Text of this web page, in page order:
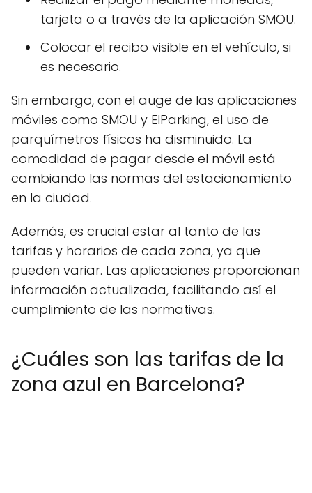
tarjeta o a través de la aplicación SMOU.
Colocar el recibo visible en el vehículo, si
es necesario.
Sin embargo, con el auge de las aplicaciones
móviles como SMOU y ElParking, el uso de
parquímetros físicos ha disminuido. La
comodidad de pagar desde el móvil está
cambiando las normas del estacionamiento
en la ciudad.
Además, es crucial estar al tanto de las
tarifas y horarios de cada zona, ya que
pueden variar. Las aplicaciones proporcionan
información actualizada, facilitando así el
cumplimiento de las normativas.
¿Cuáles son las tarifas de la
zona azul en Barcelona?